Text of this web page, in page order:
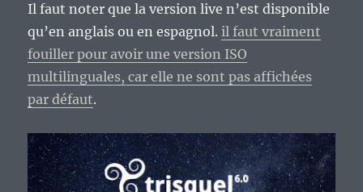
Il faut noter que la version live n’est disponible
qu’en anglais ou en espagnol.il faut vraiment
fouiller pour avoir une version ISO
multilinguales, car elle ne sont pas affichées
par défaut.